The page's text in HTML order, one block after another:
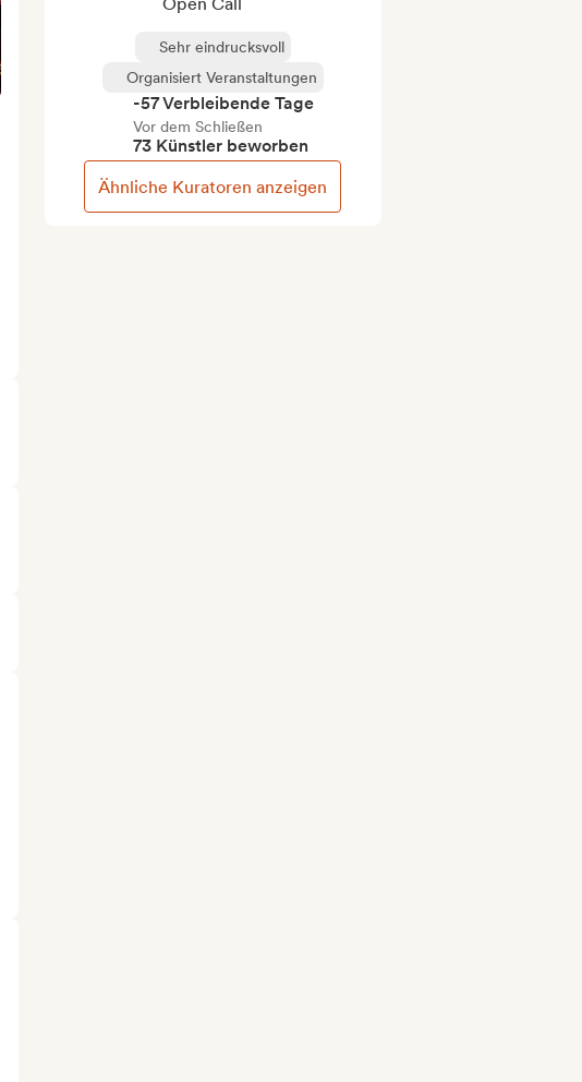
Sehr eindrucksvoll
Organisiert Veranstaltungen
-57 Verbleibende Tage
Vor dem Schließen
73 Künstler beworben
Ähnliche Kuratoren anzeigen